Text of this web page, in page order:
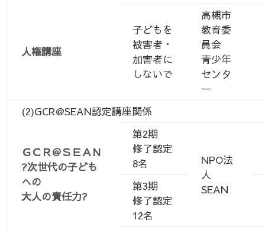
人権講座
子どもを
被害者・
加害者に
しないで
高槻市
教育委
員会
青少年
センタ
ー
(2)GCR@SEAN認定講座関係
ＧＣＲ＠ＳＥＡＮ
?次世代の子ども
への
大人の責任力?
第2期
修了認定
8名
NPO法
人
SEAN
第3期
修了認定
12名